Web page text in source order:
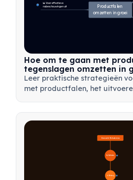
📊 Voer effectieve
nabeschouwingen uit
7
Productfalen
omzetten in groei
Hoe om te gaan met
tegenslagen omzetten in
Leer praktische strategieën
met productfalen, het
je team.
🔍 Definitie
🎯 Belang
Overzicht Bètatesten